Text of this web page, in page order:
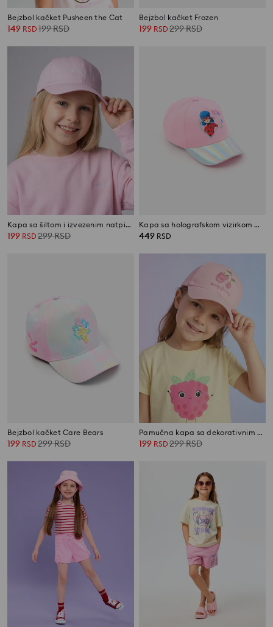
Bejzbol kačket Pusheen the Cat
149 RSD 199RSD
Bejzbol kačket Frozen
199 RSD 299RSD
Kapa sa šiltom i izvezenim natpisom
199 RSD 299RSD
Kapa sa holografskom vizirkom Miraculous
449 RSD
Bejzbol kačket Care Bears
199 RSD 299RSD
Pamučna kapa sa dekorativnim vezom
199 RSD 299RSD